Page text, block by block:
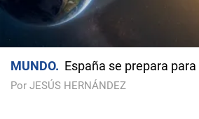
MUNDO España se prepara
Por JESÚS HERNÁNDEZ